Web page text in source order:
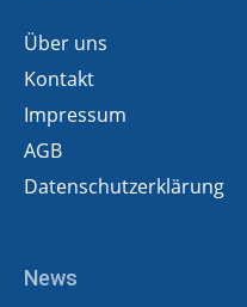
Über uns
Kontakt
Impressum
AGB
Datenschutzerklärung
News